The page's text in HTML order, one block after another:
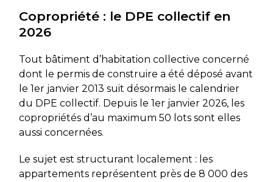
Copropriété : le DPE collectif en
2026
Tout bâtiment d’habitation collective concerné
dont le permis de construire a été déposé avant
le 1er janvier 2013 suit désormais le calendrier
du DPE collectif. Depuis le 1er janvier 2026, les
copropriétés d’au maximum 50 lots sont elles
aussi concernées.
Le sujet est structurant localement : les
appartements représentent près de 8 000 des